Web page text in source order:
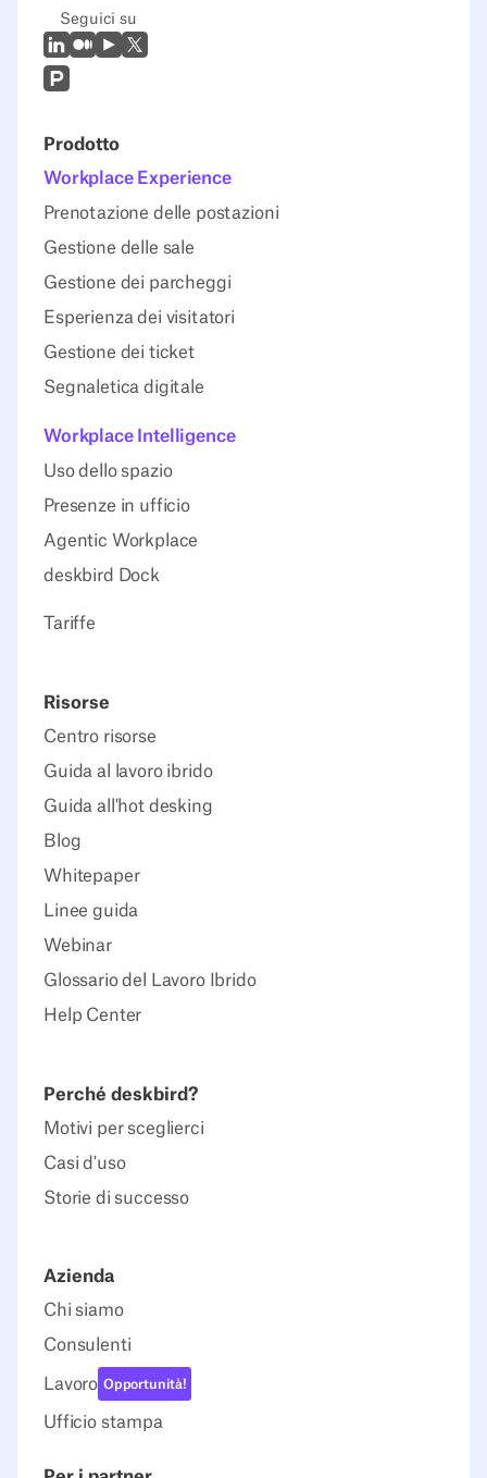
Seguici su
LinkedIn
MedioYoutubeX (Twitter)
Prodcut Hunt
Prodotto
Workplace Experience
Prenotazione delle postazioni
Gestione delle sale
Gestione dei parcheggi
Esperienza dei visitatori
Gestione dei ticket
Segnaletica digitale
Workplace Intelligence
Uso dello spazio
Presenze in ufficio
Agentic Workplace
deskbird Dock
Tariffe
Risorse
Centro risorse
Guida al lavoro ibrido
Guida all'hot desking
Blog
Whitepaper
Linee guida
Webinar
Glossario del Lavoro Ibrido
Help Center
Perché deskbird?
Motivi per sceglierci
Casi d'uso
Storie di successo
Azienda
Chi siamo
Consulenti
Lavoro Opportunità!
Ufficio stampa